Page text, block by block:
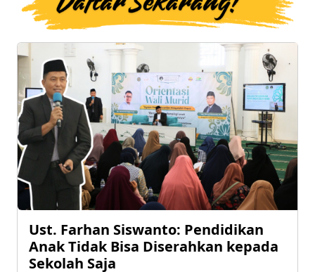
Ust. Farhan Siswanto: Pendidikan
Anak Tidak Bisa Diserahkan kepada
Sekolah Saja